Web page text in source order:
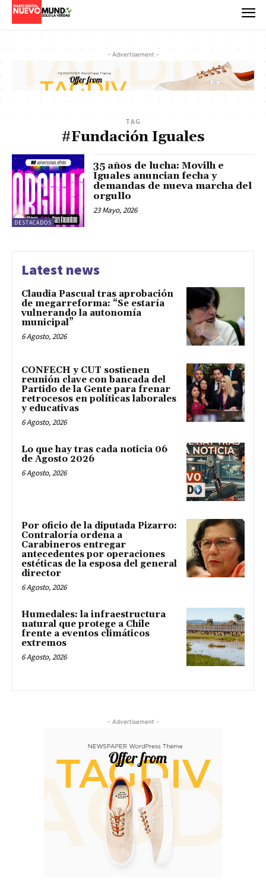
- Advertisement -
TAG
#Fundación Iguales
DESTACADOS
35 años de lucha: Movilh e
Iguales anuncian fecha y
demandas de nueva marcha del
orgullo
23 Mayo, 2026
Latest news
Claudia Pascual tras aprobación
de megarreforma: “Se estaría
vulnerando la autonomía
municipal”
6 Agosto, 2026
CONFECH y CUT sostienen
reunión clave con bancada del
Partido de la Gente para frenar
retrocesos en políticas laborales
y educativas
6 Agosto, 2026
Lo que hay tras cada noticia 06
de Agosto 2026
6 Agosto, 2026
Por oficio de la diputada Pizarro:
Contraloría ordena a
Carabineros entregar
antecedentes por operaciones
estéticas de la esposa del general
director
6 Agosto, 2026
Humedales: la infraestructura
natural que protege a Chile
frente a eventos climáticos
extremos
6 Agosto, 2026
- Advertisement -